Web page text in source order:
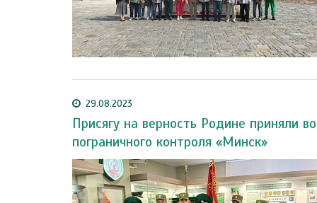
29.08.2023
Присягу на верность Родине приняли
пограничного контроля «Минск»